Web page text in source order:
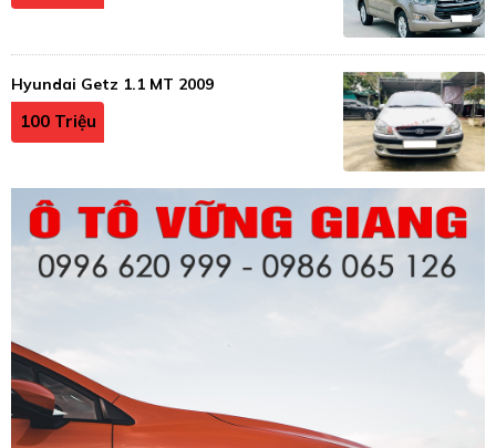
Hyundai Getz 1.1 MT 2009
100 Triệu